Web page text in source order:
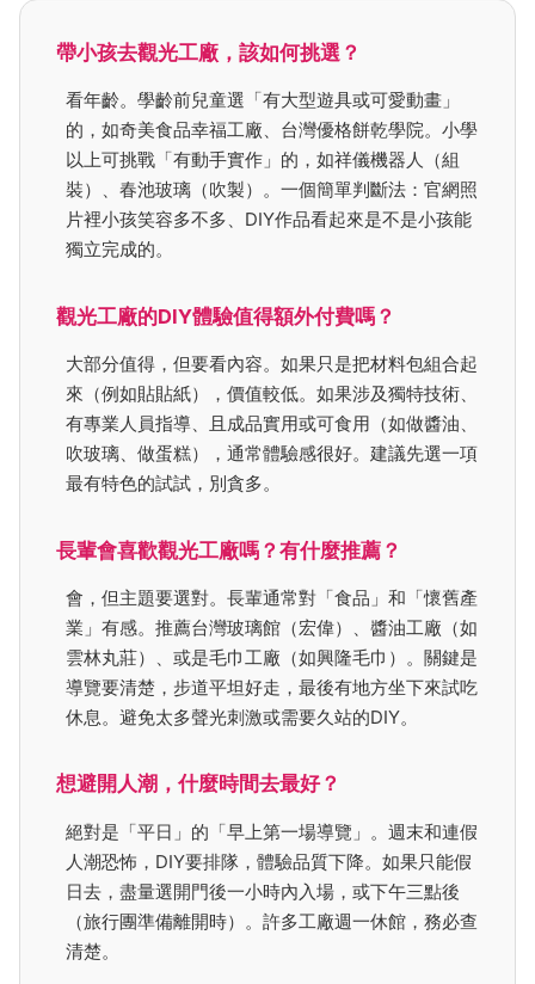
帶小孩去觀光工廠，該如何挑選？
看年齡。學齡前兒童選「有大型遊具或可愛動畫」
的，如奇美食品幸福工廠、台灣優格餅乾學院。小學
以上可挑戰「有動手實作」的，如祥儀機器人（組
裝）、春池玻璃（吹製）。一個簡單判斷法：官網照
片裡小孩笑容多不多、DIY作品看起來是不是小孩能
獨立完成的。
觀光工廠的DIY體驗值得額外付費嗎？
大部分值得，但要看內容。如果只是把材料包組合起
來（例如貼貼紙），價值較低。如果涉及獨特技術、
有專業人員指導、且成品實用或可食用（如做醬油、
吹玻璃、做蛋糕），通常體驗感很好。建議先選一項
最有特色的試試，別貪多。
長輩會喜歡觀光工廠嗎？有什麼推薦？
會，但主題要選對。長輩通常對「食品」和「懷舊產
業」有感。推薦台灣玻璃館（宏偉）、醬油工廠（如
雲林丸莊）、或是毛巾工廠（如興隆毛巾）。關鍵是
導覽要清楚，步道平坦好走，最後有地方坐下來試吃
休息。避免太多聲光刺激或需要久站的DIY。
想避開人潮，什麼時間去最好？
絕對是「平日」的「早上第一場導覽」。週末和連假
人潮恐怖，DIY要排隊，體驗品質下降。如果只能假
日去，盡量選開門後一小時內入場，或下午三點後
（旅行團準備離開時）。許多工廠週一休館，務必查
清楚。